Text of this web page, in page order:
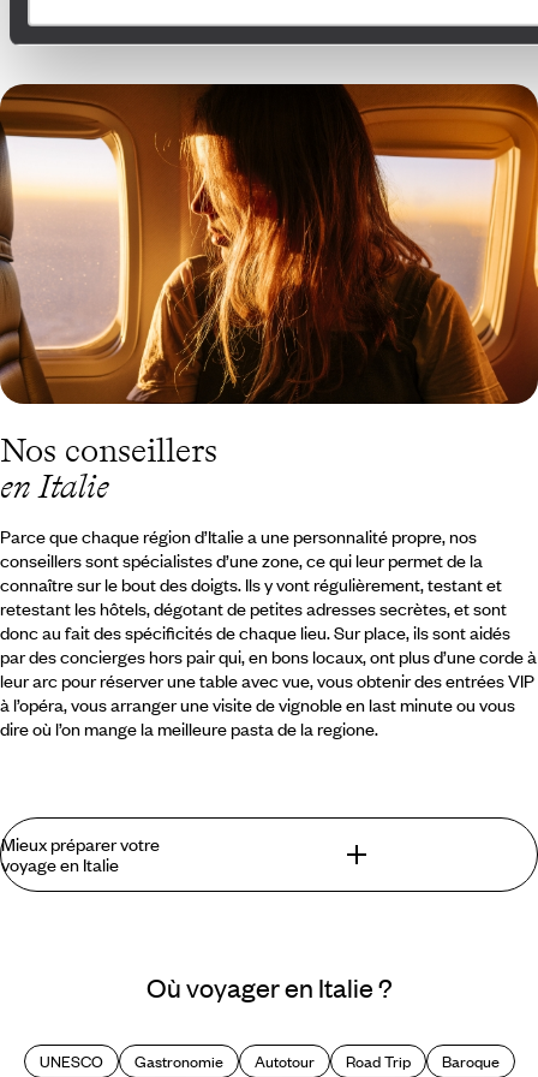
Guide Pratique
Quand partir en Italie ?
Nos conseillers
en Italie
Parce que chaque région d’Italie a une personnalité propre, nos
conseillers sont spécialistes d’une zone, ce qui leur permet de la
connaître sur le bout des doigts. Ils y vont régulièrement, testant et
retestant les hôtels, dégotant de petites adresses secrètes, et sont
donc au fait des spécificités de chaque lieu. Sur place, ils sont aidés
par des concierges hors pair qui, en bons locaux, ont plus d’une corde à
leur arc pour réserver une table avec vue, vous obtenir des entrées VIP
à l’opéra, vous arranger une visite de vignoble en last minute ou vous
dire où l’on mange la meilleure pasta de la regione.
Mieux préparer votre
voyage en Italie
que l’on ne trouve pas ailleurs :
soleil, en se promenant parmi des richesses artistiques en
Où voyager en Italie ?
UNESCO Gastronomie Autotour Road Trip
Baroque